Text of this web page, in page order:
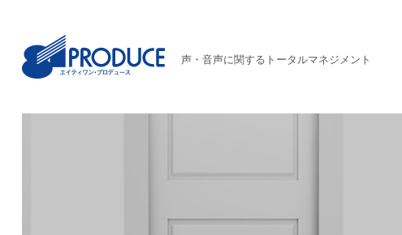
声・音声に関するトータルマネジメント